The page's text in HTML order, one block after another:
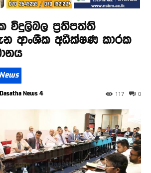
විදුලිබල ප්‍රතිපත්ති
ආංශික අධීක්ෂණ කාරක
Dasatha News 4 0
117